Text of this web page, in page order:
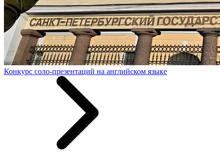
Конкурс соло-презентаций на английском языке